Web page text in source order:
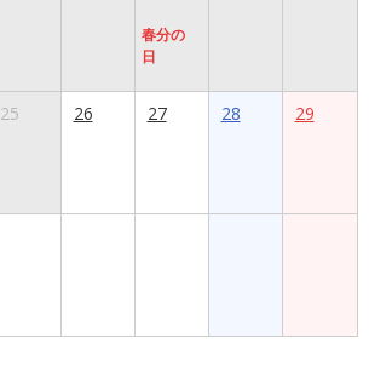
春分の
日
25 26 27 28 29